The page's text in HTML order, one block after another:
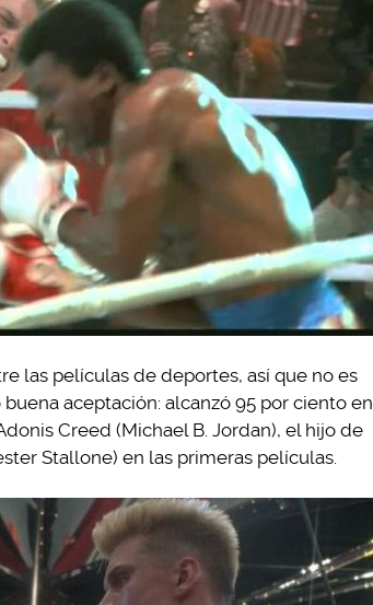
las películas de deportes, así que no es
aceptación: alcanzó 95 por ciento en
Creed (Michael B. Jordan), el hijo de
Stallone) en las primeras películas.